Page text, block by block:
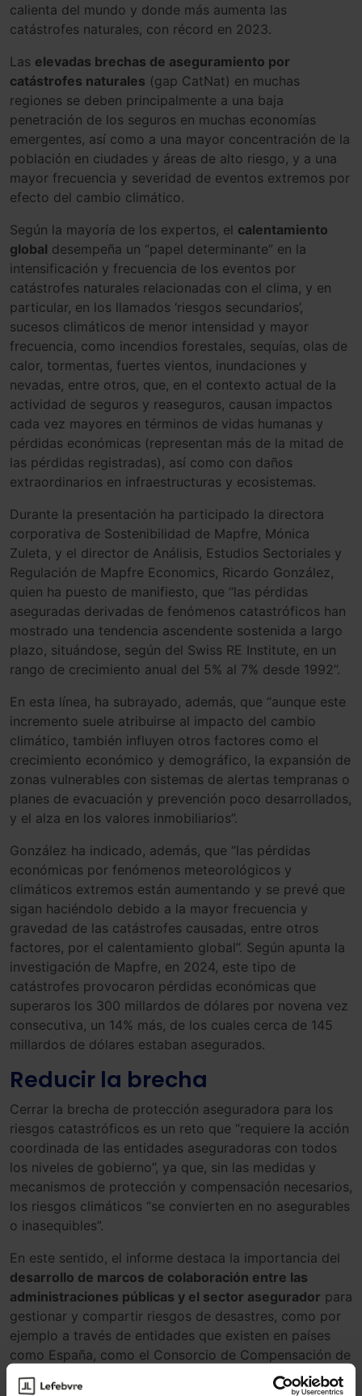
calienta del mundo y donde más aumenta las
catástrofes naturales, con récord en 2023.
Las elevadas brechas de aseguramiento por
catástrofes naturales (gap CatNat) en muchas
regiones se deben principalmente a una baja
penetración de los seguros en muchas economías
emergentes, así como a una mayor concentración de la
población en ciudades y áreas de alto riesgo, y a una
mayor frecuencia y severidad de eventos extremos por
efecto del cambio climático.
Según la mayoría de los expertos, el calentamiento
global desempeña un “papel determinante” en la
intensificación y frecuencia de los eventos por
catástrofes naturales relacionadas con el clima, y en
particular, en los llamados ‘riesgos secundarios’,
sucesos climáticos de menor intensidad y mayor
frecuencia, como incendios forestales, sequías, olas de
calor, tormentas, fuertes vientos, inundaciones y
nevadas, entre otros, que, en el contexto actual de la
actividad de seguros y reaseguros, causan impactos
cada vez mayores en términos de vidas humanas y
pérdidas económicas (representan más de la mitad de
las pérdidas registradas), así como con daños
extraordinarios en infraestructuras y ecosistemas.
Durante la presentación ha participado la directora
corporativa de Sostenibilidad de Mapfre, Mónica
Zuleta, y el director de Análisis, Estudios Sectoriales y
Regulación de Mapfre Economics, Ricardo González,
quien ha puesto de manifiesto, que “las pérdidas
aseguradas derivadas de fenómenos catastróficos han
mostrado una tendencia ascendente sostenida a largo
plazo, situándose, según del Swiss RE Institute, en un
rango de crecimiento anual del 5% al 7% desde 1992”.
En esta línea, ha subrayado, además, que “aunque este
incremento suele atribuirse al impacto del cambio
climático, también influyen otros factores como el
crecimiento económico y demográfico, la expansión de
zonas vulnerables con sistemas de alertas tempranas o
planes de evacuación y prevención poco desarrollados,
y el alza en los valores inmobiliarios”.
González ha indicado, además, que “las pérdidas
económicas por fenómenos meteorológicos y
climáticos extremos están aumentando y se prevé que
sigan haciéndolo debido a la mayor frecuencia y
gravedad de las catástrofes causadas, entre otros
factores, por el calentamiento global”. Según apunta la
investigación de Mapfre, en 2024, este tipo de
catástrofes provocaron pérdidas económicas que
superaros los 300 millardos de dólares por novena vez
consecutiva, un 14% más, de los cuales cerca de 145
millardos de dólares estaban asegurados.
Reducir la brecha
Cerrar la brecha de protección aseguradora para los
riesgos catastróficos es un reto que “requiere la acción
coordinada de las entidades aseguradoras con todos
los niveles de gobierno”, ya que, sin las medidas y
mecanismos de protección y compensación necesarios,
los riesgos climáticos “se convierten en no asegurables
o inasequibles”.
En este sentido, el informe destaca la importancia del
desarrollo de marcos de colaboración entre las
administraciones públicas y el sector asegurador para
gestionar y compartir riesgos de desastres, como por
ejemplo a través de entidades que existen en países
como España, como el Consorcio de Compensación de
Seguros, que indemniza siniestros extraordinarios.